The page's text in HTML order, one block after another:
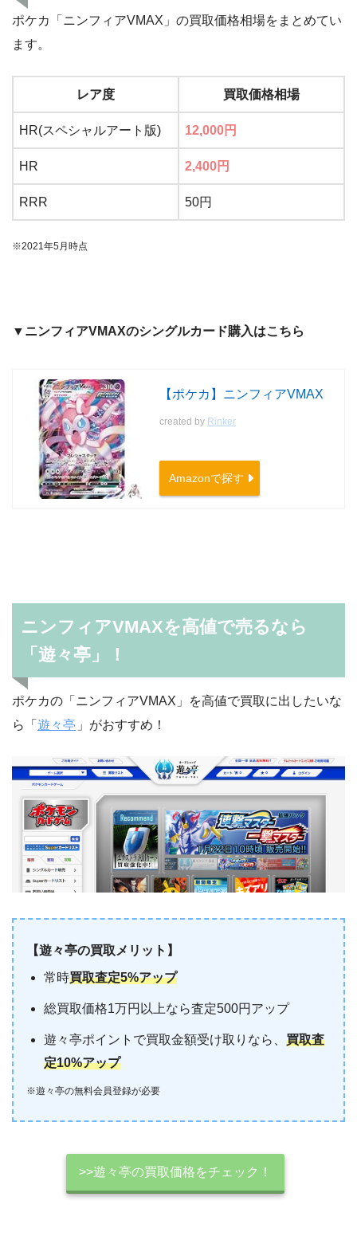
ポケカ「ニンフィアVMAX」の買取価格相場をまとめてい
ます。
レア度 買取価格相場
HR(スペシャルアート版) 12,000円
HR 2,400円
RRR 50円
※2021年5月時点
▼ニンフィアVMAXのシングルカード購入はこちら
【ポケカ】ニンフィアVMAX
created by Rinker
Amazonで探す
ニンフィアVMAXを高値で売るなら
「遊々亭」！
ポケカの「ニンフィアVMAX」を高値で買取に出したいな
ら「 遊々亭 」がおすすめ！
【遊々亭の買取メリット】
常時買取査定5%アップ
総買取価格1万円以上なら査定500円アップ
遊々亭ポイントで買取金額受け取りなら、買取査
定10%アップ
※遊々亭の無料会員登録が必要
>>遊々亭の買取価格をチェック！